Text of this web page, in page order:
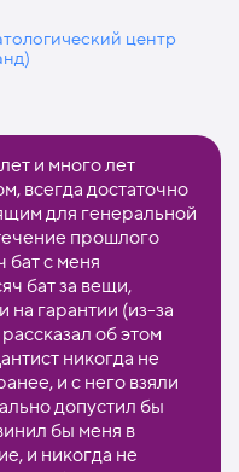
центр
и много лет
всегда достаточно
для генеральной
прошлого
бат с меня
бат за вещи,
на гарантии (из-за
об этом
никогда не
и с него взяли
допустил бы
бы меня в
и никогда не